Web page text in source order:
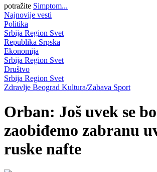
potražite Simptom...
Najnovije vesti
Politika
Srbija Region Svet
Republika Srpska
Ekonomija
Srbija Region Svet
Društvo
Srbija Region Svet
Zdravlje Beograd Kultura/Zabava Sport
Orban: Još uvek se
zaobiđemo zabranu
ruske nafte